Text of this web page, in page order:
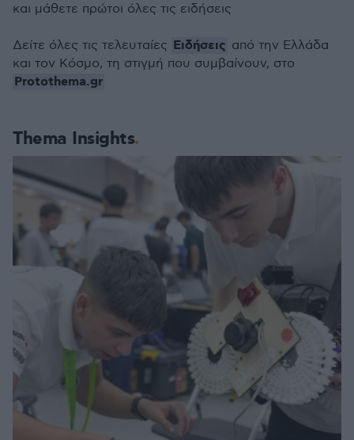
Thema Insights
και μάθετε πρώτοι όλες τις ειδήσεις
Δείτε όλες τις τελευταίες Ειδήσεις από την Ελλάδα
και τον Κόσμο, τη στιγμή που συμβαίνουν, στο
Protothema.gr